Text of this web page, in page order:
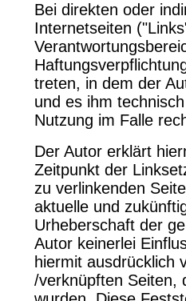
Bei direkten oder
Internetseiten
treten, in dem der
und es ihm
Nutzung im Falle
Der Autor erklärt
Zeitpunkt der
zu verlinkenden
aktuelle und
Urheberschaft der
Autor keinerlei
hiermit ausdrücklich
/verknüpften Seiten,